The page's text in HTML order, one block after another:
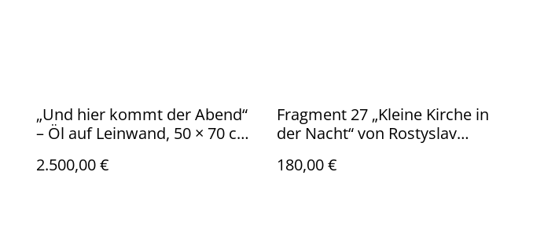
„Und hier kommt der Abend“
– Öl auf Leinwand, 50 × 70 cm
2.500,00 €
Fragment 27 „Kleine Kirche in
der Nacht“ von Rostyslav
Postkarte aus „Das Land und
180,00 €